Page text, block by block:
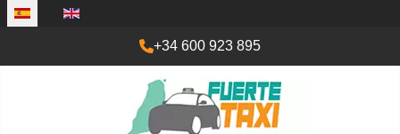
Seleccione su idioma
+34 600 923 895